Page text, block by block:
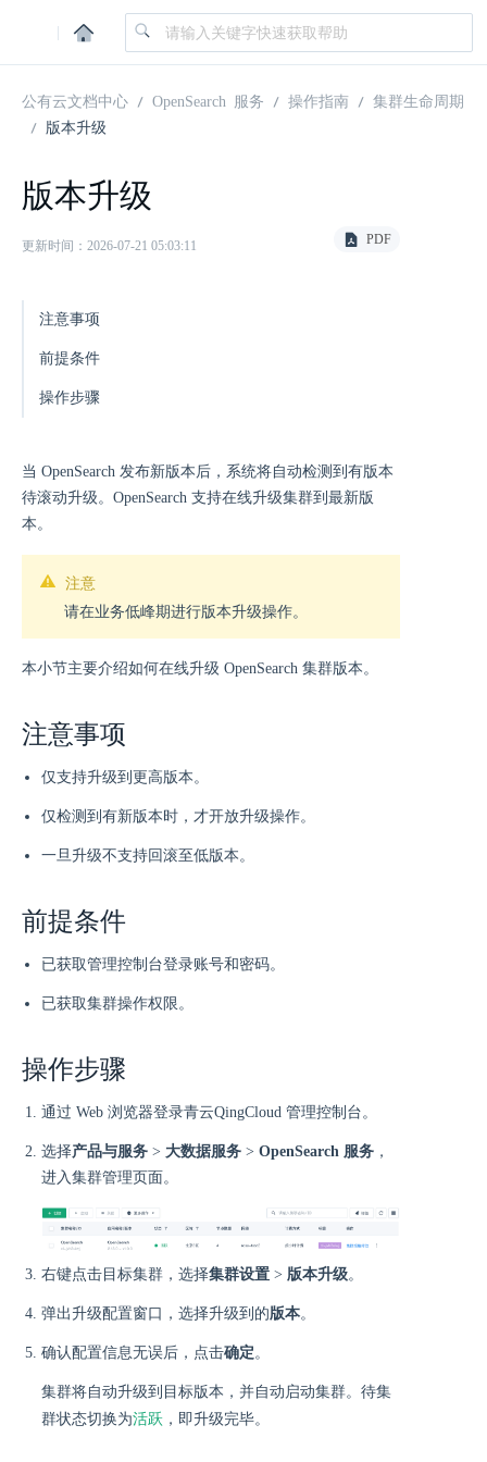
|
公有云文档中心 OpenSearch 服务 操作指南
集群生命周期
版本升级
版本升级
更新时间：2026-07-21 05:03:11 PDF
注意事项
前提条件
操作步骤
当 OpenSearch 发布新版本后，系统将自动检测到有版本
待滚动升级。OpenSearch 支持在线升级集群到最新版
本。
注意
请在业务低峰期进行版本升级操作。
本小节主要介绍如何在线升级 OpenSearch 集群版本。
注意事项
仅支持升级到更高版本。
仅检测到有新版本时，才开放升级操作。
一旦升级不支持回滚至低版本。
前提条件
已获取管理控制台登录账号和密码。
已获取集群操作权限。
操作步骤
通过 Web 浏览器登录青云QingCloud 管理控制台。
选择产品与服务 > 大数据服务 > OpenSearch 服务 ，
进入集群管理页面。
右键点击目标集群，选择集群设置 > 版本升级。
弹出升级配置窗口，选择升级到的版本。
确认配置信息无误后，点击确定。
集群将自动升级到目标版本，并自动启动集群。待集
群状态切换为活跃 ，即升级完毕。